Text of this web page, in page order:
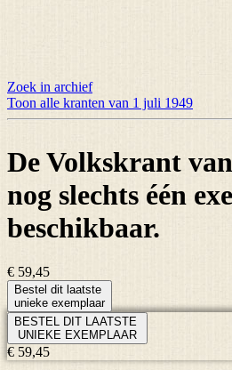
Zoek in archief
Toon alle kranten van 1 juli 1949
De Volkskrant
nog slechts één
beschikbaar.
€ 59,45
Bestel dit laatste
unieke exemplaar
BESTEL DIT LAATSTE
UNIEKE EXEMPLAAR
€ 59,45